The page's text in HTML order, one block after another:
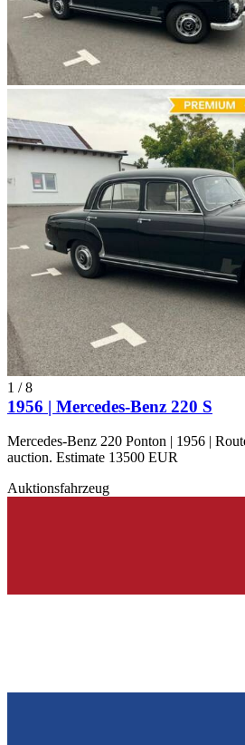
abgesehen – dem Cabriolet und beide
DM berechnet. Das Ponton Coupé des
1251 gefertigten Exemplaren zu den
des Herstellers. Abgelöst wurde der
mit ihm die Ponton-Baureihe – durch das
wurde im August 1959 veröffentlicht,
wurde die Produktion des Mercedes-
Coupé-, und Limousinenversion
Vergasern ausgestatteten Varianten
Ponton Baureihen
Mercedes-Benz W 105
Mercedes-Benz W 120
Mercedes-Benz W 121
Mercedes-Benz W 121 D II
Mercedes-Benz W 128
Mercedes-Benz W 180
Mercedes-Benz W 180 II
Mercedes-Benz Modelle
Mercedes-Benz 170
Mercedes-Benz 220
Mercedes-Benz 250
Mercedes-Benz 300
1 /8
1956 | Mercedes-Benz 220 S
Mercedes-Benz 220 Ponton | 1956 |
auction. Estimate 13500 EUR
Auktionsfahrzeug